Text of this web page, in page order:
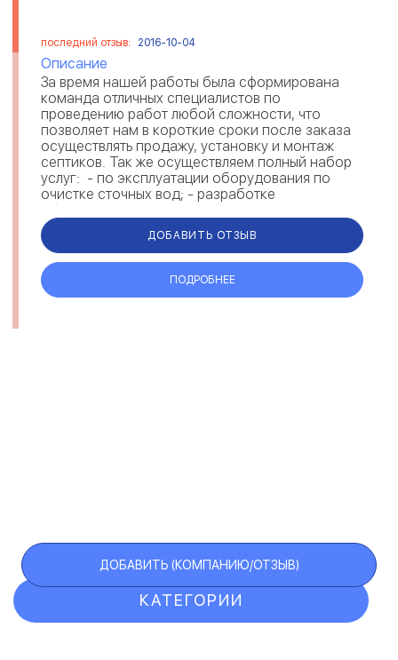
последний отзыв: 2016-10-04
Описание
За время нашей работы была сформирована
команда отличных специалистов по
проведению работ любой сложности, что
позволяет нам в короткие сроки после заказа
осуществлять продажу, установку и монтаж
септиков. Так же осуществляем полный набор
услуг: - по эксплуатации оборудования по
очистке сточных вод; - разработке
оборудования по очистке...
ДОБАВИТЬ ОТЗЫВ
ПОДРОБНЕЕ
КАТЕГОРИИ
ДОБАВИТЬ (КОМПАНИЮ/ОТЗЫВ)